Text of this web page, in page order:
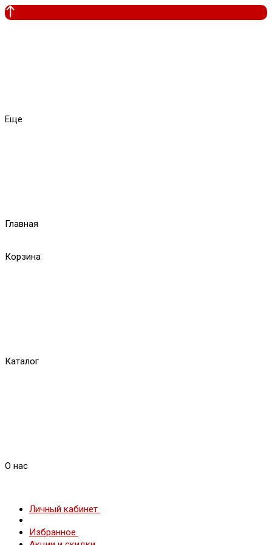
Еще
Главная
Корзина
Каталог
О нас
Личный кабинет
Избранное